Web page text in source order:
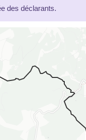
des déclarants.